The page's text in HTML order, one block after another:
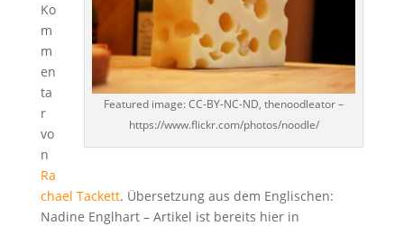
Featured image: CC-BY-NC-ND, thenoodleator –
https://www.flickr.com/photos/noodle/
Ko
m
m
en
ta
r
vo
n
Ra
chael Tackett. Übersetzung aus dem Englischen:
Nadine Englhart – Artikel ist bereits hier in